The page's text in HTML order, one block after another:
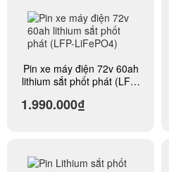
Pin xe máy điện 72v 60ah
lithium sắt phốt phát (LFP-
1.990.000₫